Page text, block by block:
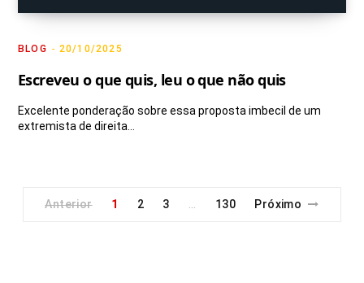
BLOG 20/10/2025
Escreveu o que quis, leu o que não quis
Excelente ponderação sobre essa proposta imbecil de um
extremista de direita…
Anterior 1 2 3 130 Próximo